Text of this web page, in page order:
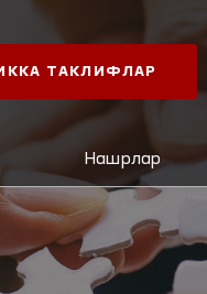
ТАКЛИФЛАР
Нашрлар